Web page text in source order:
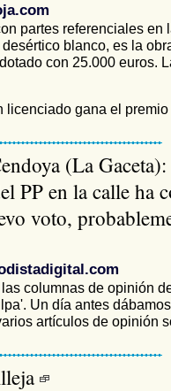
partes referenciales en
blanco, es la
con 25.000 euros.
licenciado gana el
(La
PP en la calle ha
voto,
columnas de opinión
Un día antes
artículos de opinión